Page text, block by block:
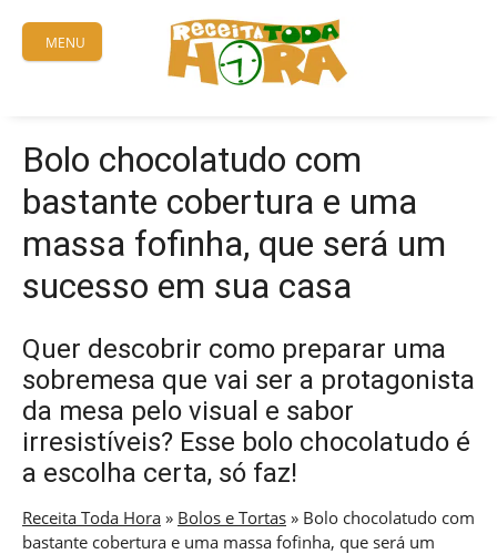
content
MENU
Bolo chocolatudo com
bastante cobertura e uma
massa fofinha, que será um
sucesso em sua casa
Quer descobrir como preparar uma
sobremesa que vai ser a protagonista
da mesa pelo visual e sabor
irresistíveis? Esse bolo chocolatudo é
a escolha certa, só faz!
Receita Toda Hora » Bolos e Tortas » Bolo chocolatudo com
bastante cobertura e uma massa fofinha, que será um